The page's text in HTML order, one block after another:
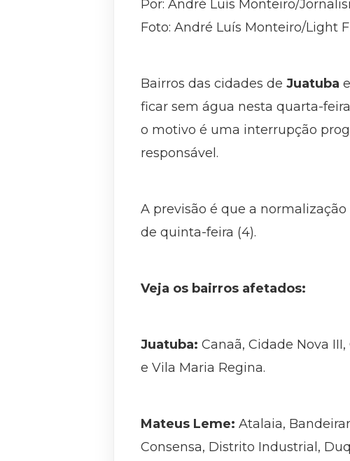
Por: André Luís Monteiro/
Foto: André Luís Monteiro/Light
Bairros das cidades de Juatuba e
ficar sem água nesta quarta-
o motivo é uma interrupção
responsável.
A previsão é que a
de quinta-feira (4).
Veja os bairros afetados:
Juatuba: Canaã, Cidade Nova
e Vila Maria Regina.
Mateus Leme: Atalaia,
Consensa, Distrito Industrial,